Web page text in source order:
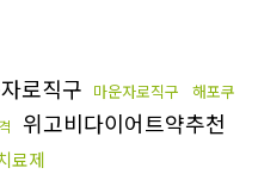
로직구 마운자로직구 해포쿠
위고비다이어트약추천
료제